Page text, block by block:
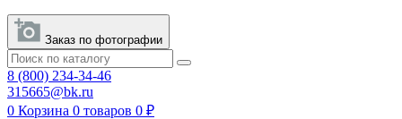
Заказ по фотографии
8 (800) 234-34-46
315665@bk.ru
0 Корзина 0 товаров 0 ₽